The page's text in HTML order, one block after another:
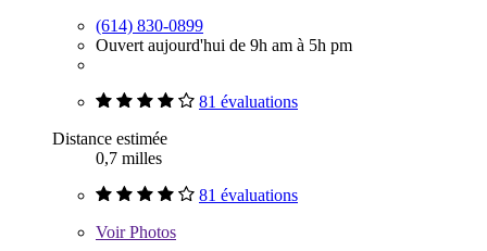
(614) 830-0899
Ouvert aujourd'hui de 9h am à 5h pm
81 évaluations
Distance estimée
0,7 milles
81 évaluations
VoirPhotos